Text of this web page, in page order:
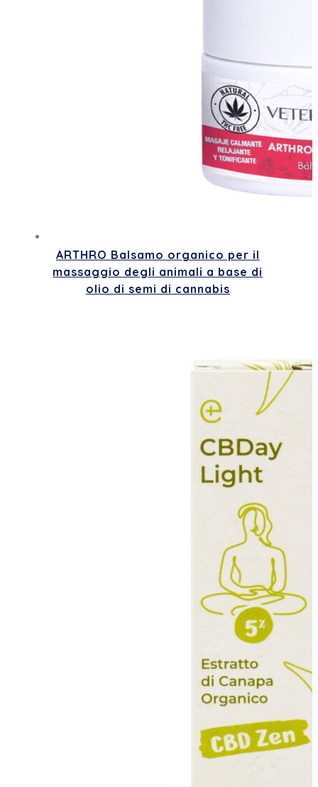
ARTHRO Balsamo organico per il
massaggio degli animali a base di
olio di semi di cannabis